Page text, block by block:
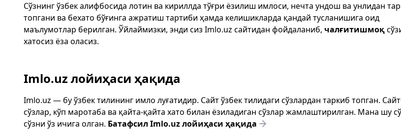
Сўзнинг ўзбек алифбосида лотин ва кириллда тўғри ёзилиш имлоси, нечта ундош ва унлидан
топгани ва бехато бўғинга ажратиш тартиби ҳамда келишикларда қандай тусланишига оид
маълумотлар берилган. Ўйлаймизки, энди сиз Imlo.uz сайтидан фойдаланиб, чалғитишмоқ
хатосиз ёза оласиз.
Imlo.uz лойиҳаси ҳақида
Imlo.uz — бу ўзбек тилининг имло луғатидир. Сайт ўзбек тилидаги сўзлардан таркиб топган.
сўзлар, кўп маротаба ва қайта-қайта хато билан ёзиладиган сўзлар жамлаштирилган. Мана шу
сўзни ўз ичига олган. Батафсил Imlo.uz лойиҳаси ҳақида